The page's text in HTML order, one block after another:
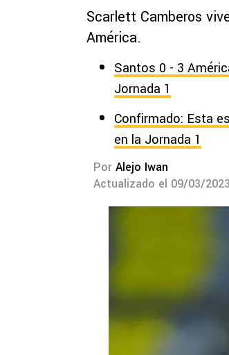
Scarlett Camberos
América.
Santos 0 - 3
Jornada 1
Confirmado: Esta
en la Jornada 1
Por Alejo Iwan
Actualizado el 09/03/